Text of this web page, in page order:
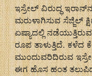
ಇಸ್ರೇಲ್ ವಿರುದ್ಧ ಇರಾನ್‌ನ
ಮರುಳಾಗಿಸುವ ಸೆಜ್ಜಿಲ್
ಏಷ್ಯಾದಲ್ಲಿ
ರೂಪ ತಾಳುತ್ತಿದೆ. ಕಳೆದ
ಮುಂದುವರಿದಿರುವ
ಈಗ ಹೊಸ ಹಂತ